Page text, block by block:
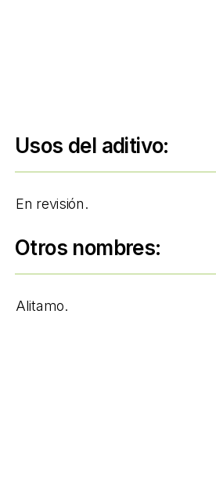
Usos del aditivo:
En revisión.
Otros nombres:
Alitamo.